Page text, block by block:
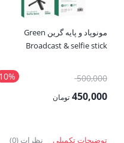
مونوپاد و پایه گرین Green
Broadcast & selfie stick
10% 500,000قیمت
اصلی:450,000 تومان
توضیحات تکمیلی نظرات (0)